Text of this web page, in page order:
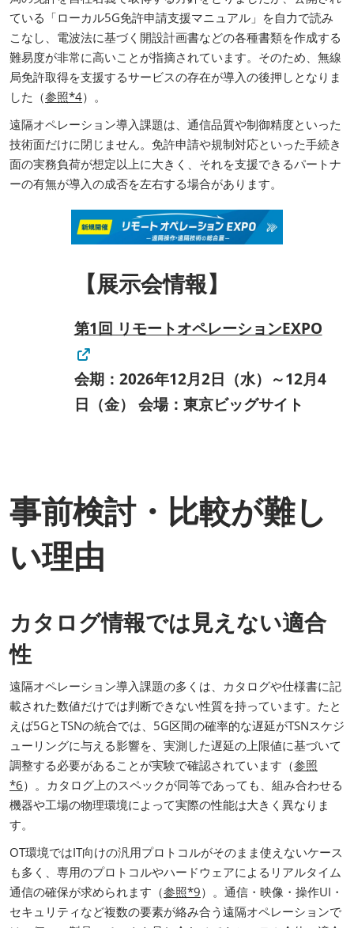
ている「ローカル5G免許申請支援マニュアル」を自力で読み
こなし、電波法に基づく開設計画書などの各種書類を作成する
難易度が非常に高いことが指摘されています。そのため、無線
局免許取得を支援するサービスの存在が導入の後押しとなりま
した（参照*4）。
遠隔オペレーション導入課題は、通信品質や制御精度といった
技術面だけに閉じません。免許申請や規制対応といった手続き
面の実務負荷が想定以上に大きく、それを支援できるパートナ
ーの有無が導入の成否を左右する場合があります。
【展示会情報】
第1回 リモートオペレーションEXPO
会期：2026年12月2日（水）～12月4
日（金） 会場：東京ビッグサイト
事前検討・比較が難し
い理由
カタログ情報では見えない適合
性
遠隔オペレーション導入課題の多くは、カタログや仕様書に記
載された数値だけでは判断できない性質を持っています。たと
えば5GとTSNの統合では、5G区間の確率的な遅延がTSNスケジ
ューリングに与える影響を、実測した遅延の上限値に基づいて
調整する必要があることが実験で確認されています（参照
*6）。カタログ上のスペックが同等であっても、組み合わせる
機器や工場の物理環境によって実際の性能は大きく異なりま
す。
OT環境ではIT向けの汎用プロトコルがそのまま使えないケース
も多く、専用のプロトコルやハードウェアによるリアルタイム
通信の確保が求められます（参照*9）。通信・映像・操作UI・
セキュリティなど複数の要素が絡み合う遠隔オペレーションで